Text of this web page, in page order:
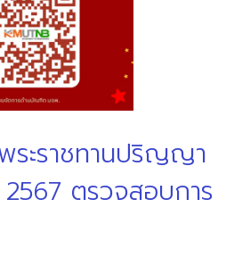
ระราชทานปริญญา
ตรวจสอบการ